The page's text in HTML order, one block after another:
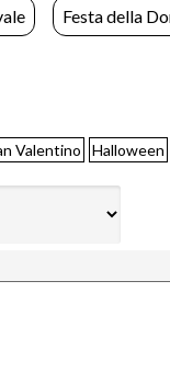
Festa della
Valentino Halloween